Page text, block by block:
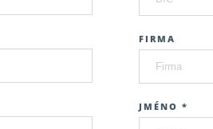
FIRMA
JMÉNO *